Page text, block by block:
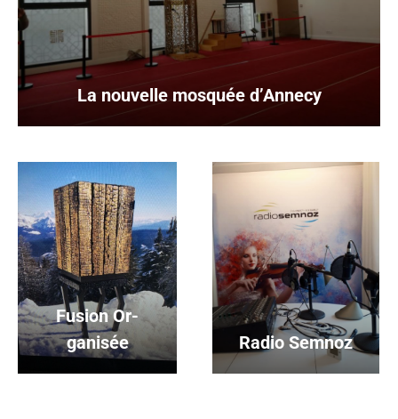
La nouvelle mosquée d’Annecy
Fusion Or-
ganisée
Radio Semnoz